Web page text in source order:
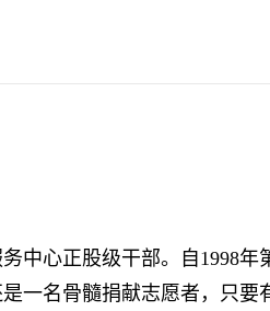
心正股级干部。自1998年
一名骨髓捐献志愿者，只